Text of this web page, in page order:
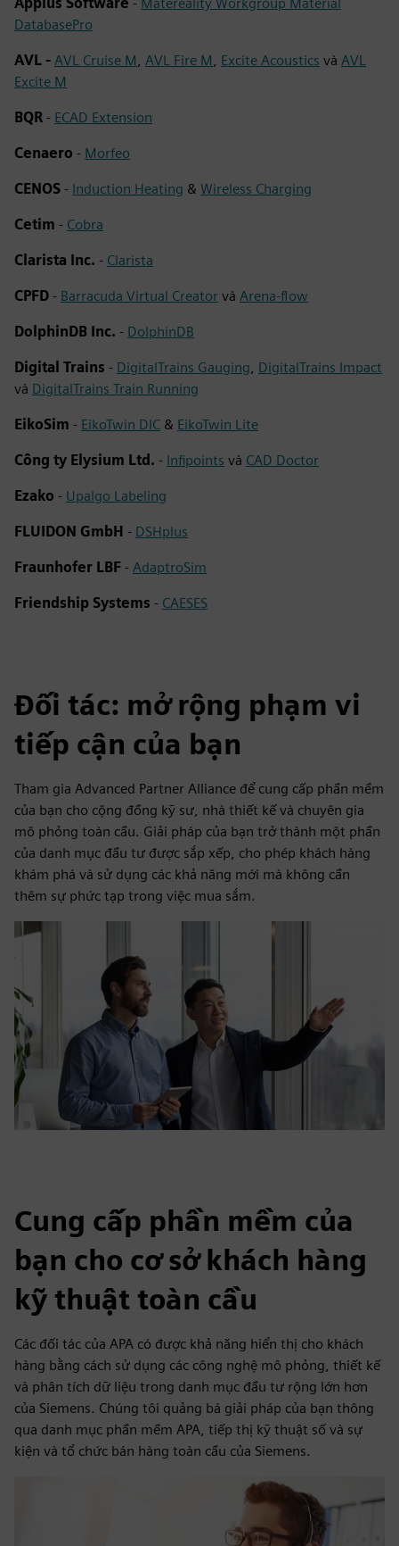
DatabasePro
AVL - AVL Cruise M, AVL Fire M, Excite Acoustics và AVL
Excite M
BQR - ECAD Extension
Cenaero - Morfeo
CENOS - Induction Heating & Wireless Charging
Cetim - Cobra
Clarista Inc. - Clarista
CPFD - Barracuda Virtual Creator và Arena-flow
DolphinDB Inc. - DolphinDB
Digital Trains - DigitalTrains Gauging, DigitalTrains Impact
và DigitalTrains Train Running
EikoSim - EikoTwin DIC & EikoTwin Lite
Công ty Elysium Ltd. - Infipoints và CAD Doctor
Ezako - Upalgo Labeling
FLUIDON GmbH - DSHplus
Fraunhofer LBF - AdaptroSim
Friendship Systems - CAESES
Đối tác: mở rộng phạm vi
tiếp cận của bạn
Tham gia Advanced Partner Alliance để cung cấp phần mềm
của bạn cho cộng đồng kỹ sư, nhà thiết kế và chuyên gia
mô phỏng toàn cầu. Giải pháp của bạn trở thành một phần
của danh mục đầu tư được sắp xếp, cho phép khách hàng
khám phá và sử dụng các khả năng mới mà không cần
thêm sự phức tạp trong việc mua sắm.
Cung cấp phần mềm của
bạn cho cơ sở khách hàng
kỹ thuật toàn cầu
Các đối tác của APA có được khả năng hiển thị cho khách
hàng bằng cách sử dụng các công nghệ mô phỏng, thiết kế
và phân tích dữ liệu trong danh mục đầu tư rộng lớn hơn
của Siemens. Chúng tôi quảng bá giải pháp của bạn thông
qua danh mục phần mềm APA, tiếp thị kỹ thuật số và sự
kiện và tổ chức bán hàng toàn cầu của Siemens.